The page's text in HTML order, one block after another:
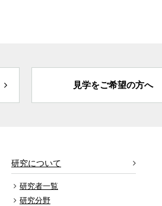
見学をご希望の方へ
研究について
研究者一覧
研究分野